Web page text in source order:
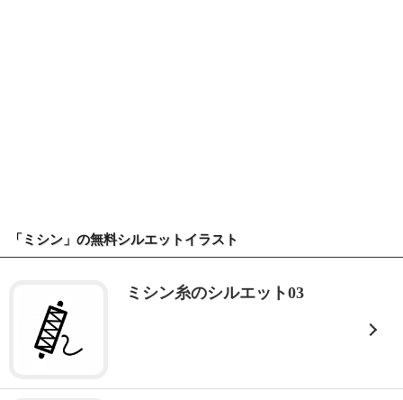
「ミシン」の無料シルエットイラスト
ミシン糸のシルエット03